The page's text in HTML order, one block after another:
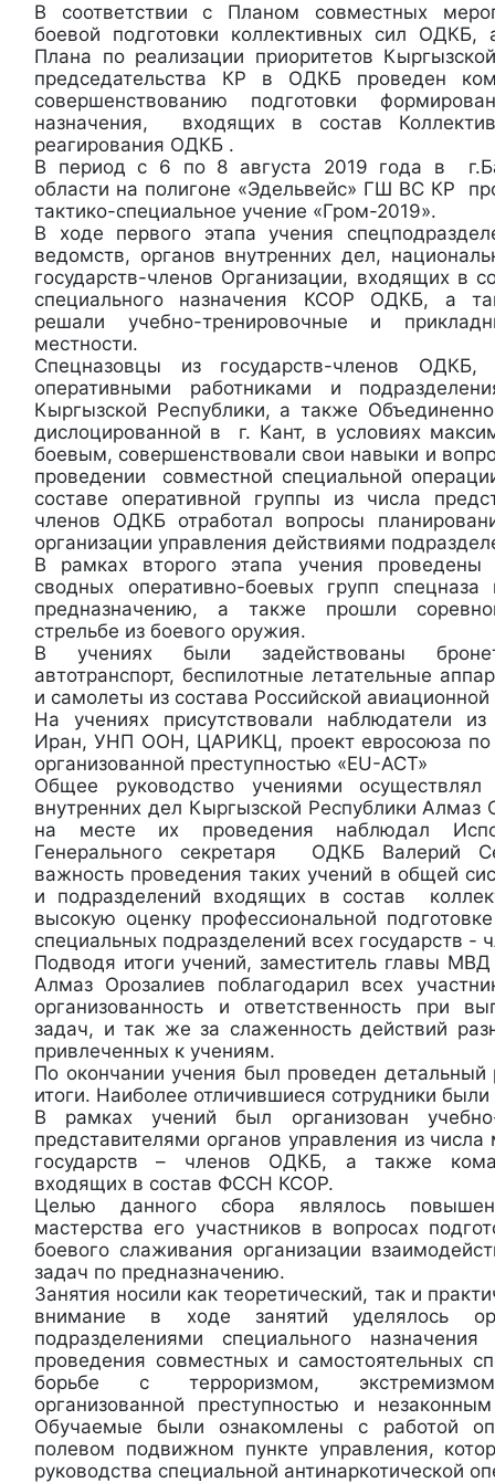
В соответствии с Планом совместных
боевой подготовки коллективных сил ОДКБ,
Плана по реализации приоритетов
председательства КР в ОДКБ проведен
совершенствованию подготовки
назначения, входящих в состав
реагирования ОДКБ .
В период с 6 по 8 августа 2019 года в
области на полигоне «Эдельвейс» ГШ ВС КР
тактико-специальное учение «Гром-2019».
В ходе первого этапа учения
ведомств, органов внутренних дел,
государств-членов Организации, входящих в
специального назначения КСОР ОДКБ, а
решали учебно-тренировочные и
местности.
Спецназовцы из государств-членов
оперативными работниками и
Кыргызской Республики, а также
дислоцированной в г. Кант, в условиях
боевым, совершенствовали свои навыки и
проведении совместной специальной
составе оперативной группы из числа
членов ОДКБ отработал вопросы
организации управления действиями
В рамках второго этапа учения проведены
сводных оперативно-боевых групп
предназначению, а также прошли
стрельбе из боевого оружия.
В учениях были задействованы
автотранспорт, беспилотные летательные
и самолеты из состава Российской
На учениях присутствовали наблюдатели
Иран, УНП ООН, ЦАРИКЦ, проект евросоюза по
организованной преступностью «EU-ACT»
Общее руководство учениями осуществлял
внутренних дел Кыргызской Республики Алмаз
на месте их проведения наблюдал
Генерального секретаря ОДКБ Валерий
важность проведения таких учений в общей
и подразделений входящих в состав
высокую оценку профессиональной
специальных подразделений всех государств -
Подводя итоги учений, заместитель главы
Алмаз Орозалиев поблагодарил всех
организованность и ответственность при
задач, и так же за слаженность действий
привлеченных к учениям.
По окончании учения был проведен
итоги. Наиболее отличившиеся сотрудники
В рамках учений был организован
представителями органов управления из
государств – членов ОДКБ, а также
входящих в состав ФССН КСОР.
Целью данного сбора являлось
мастерства его участников в вопросах
боевого слаживания организации
задач по предназначению.
Занятия носили как теоретический, так и
внимание в ходе занятий уделялось
подразделениями специального
проведения совместных и самостоятельных
борьбе с терроризмом, экстремизмом,
организованной преступностью и
Обучаемые были ознакомлены с работой
полевом подвижном пункте управления,
руководства специальной антинаркотической